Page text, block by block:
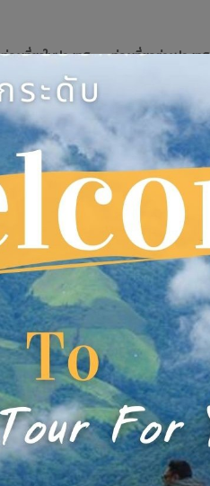
ท่องเที่ยวในประเทศ ท่องเที่ยวต่างประเทศ